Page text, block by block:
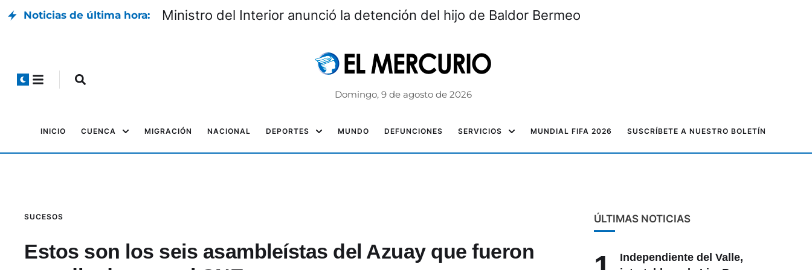
Noticias de última hora: Ministro del Interior anunció la detención del hijo de Baldor Bermeo
Domingo, 9 de agosto de 2026
INICIO CUENCA MIGRACIÓN NACIONAL DEPORTES MUNDO DEFUNCIONES SERVICIOS MUNDIAL FIFA 2026 SUSCRÍBETE A NUESTRO BOLETÍN
SUCESOS
Estos son los seis asambleístas del Azuay que fueron
ÚLTIMAS NOTICIAS
Independiente del Valle,